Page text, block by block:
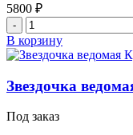
d-
45
(со
втулкой)
5800 ₽
Количество
товара
Вал
привода
раздаточного
В корзину
Звездочка
Под заказ